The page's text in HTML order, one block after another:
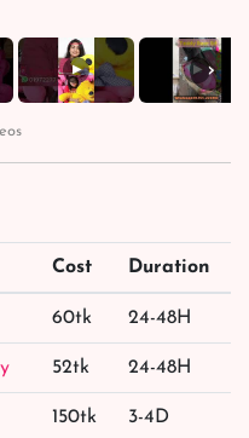
▶ ▶ ›
Cost Duration
60tk 24-48H
52tk 24-48H
150tk 3-4D